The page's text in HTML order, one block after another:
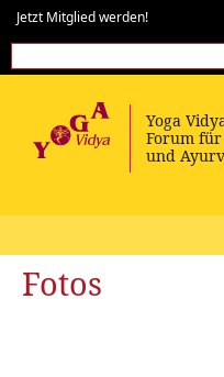
Jetzt Mitglied werden!
Fotos